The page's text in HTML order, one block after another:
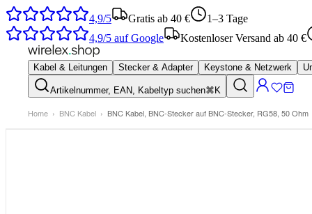
4,9/5 Gratis ab 40 €
1–3 Tage
4,9/5 auf Google Kostenloser Versand ab 40 €
Kabel & Leitungen Stecker & Adapter Keystone & Netzwerk
Artikelnummer, EAN, Kabeltyp suchen⌘K
Home › BNC Kabel › BNC Kabel, BNC-Stecker auf BNC-Stecker, RG58, 50 Ohm